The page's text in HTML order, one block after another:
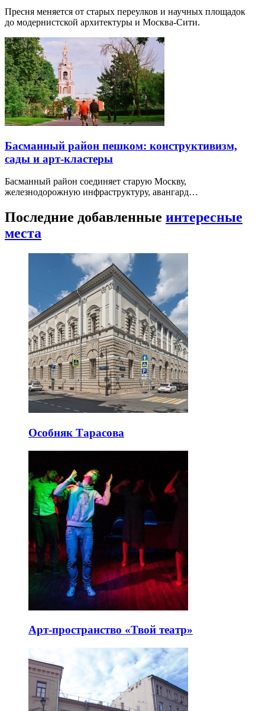
Пресня меняется от старых переулков и научных площадок
до модернистской архитектуры и Москва-Сити.
Басманный район пешком: конструктивизм,
сады и арт-кластеры
Басманный район соединяет старую Москву,
железнодорожную инфраструктуру, авангард…
Последние добавленные интересные
места
Особняк Тарасова
Арт-пространство «Твой театр»